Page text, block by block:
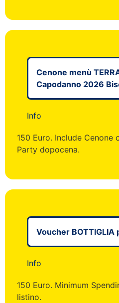
Cenone menù
Capodanno 2026
Info
150 Euro. Include Cenone
Party dopocena.
Voucher BOTTIGLIA
Info
150 Euro. Minimum
listino.